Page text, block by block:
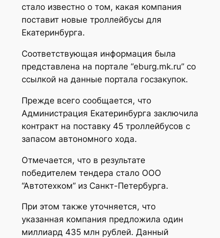
стало известно о том, какая компания
поставит новые троллейбусы для
Екатеринбурга.
Соответствующая информация была
представлена на портале “eburg.mk.ru” со
ссылкой на данные портала госзакупок.
Прежде всего сообщается, что
Администрация Екатеринбурга заключила
контракт на поставку 45 троллейбусов с
запасом автономного хода.
Отмечается, что в результате
победителем тендера стало ООО
“Автотехком” из Санкт-Петербурга.
При этом также уточняется, что
указанная компания предложила один
миллиард 435 млн рублей. Данный